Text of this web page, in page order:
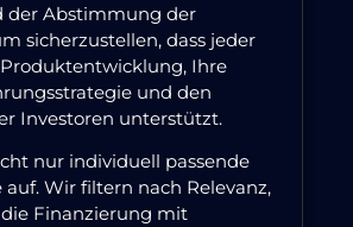
der Abstimmung der
sicherzustellen, dass jeder
Ihre
und den
Investoren unterstützt.
nur individuell passende
Wir filtern nach Relevanz,
Finanzierung mit